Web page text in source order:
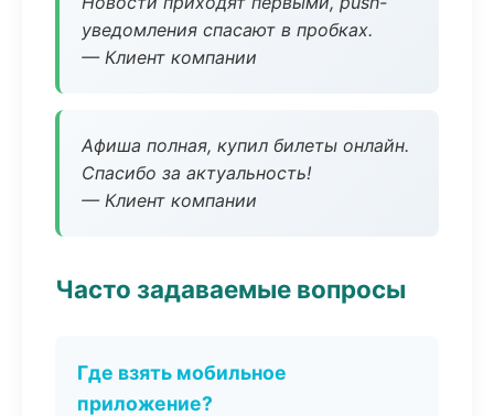
уведомления спасают в пробках.
— Клиент компании
Афиша полная, купил билеты онлайн.
Спасибо за актуальность!
— Клиент компании
Часто задаваемые вопросы
Где взять мобильное
приложение?